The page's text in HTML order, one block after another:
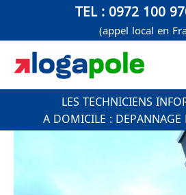
contenu
TEL : 0972 100
(appel local en
LES TECHNICIENS
A DOMICILE : DEPANNAGE